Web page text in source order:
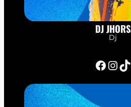
DJ JHORS
Dj
Facebook InstagramTikTok